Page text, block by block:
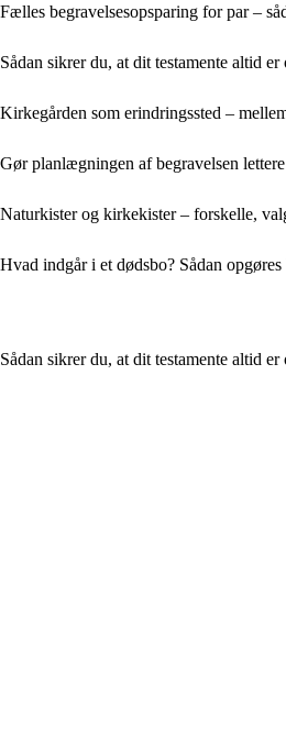
Fælles begravelsesopsparing for par –
Sådan sikrer du, at dit testamente altid
Kirkegården som erindringssted –
Gør planlægningen af begravelsen
Naturkister og kirkekister – forskelle,
Hvad indgår i et dødsbo? Sådan
Sådan sikrer du, at dit testamente altid